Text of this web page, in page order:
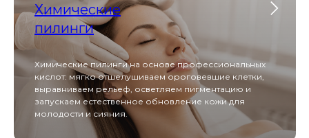
Химические
пилинги
Химические пилинги на основе профессиональных
кислот: мягко отшелушиваем ороговевшие клетки,
выравниваем рельеф, осветляем пигментацию и
запускаем естественное обновление кожи для
молодости и сияния.
ВСЕ УСЛУГИ